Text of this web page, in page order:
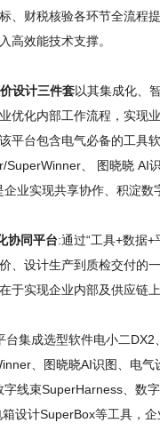
、财税核验各环节全流程
高效能技术支撑。
设计三件套以其集成化、
优化内部工作流程，实现
平台包含电气必备的工
SuperWinner、 图晓晓 AI
企业实现共享协作、积淀数
协同平台:通过“工具+数据+
、设计生产到质检交付的
于实现企业内部及供应链
台集成选型软件电小二DX2
、图晓晓AI识图、电气
字线束SuperHarness、数
设计SuperBox等工具，